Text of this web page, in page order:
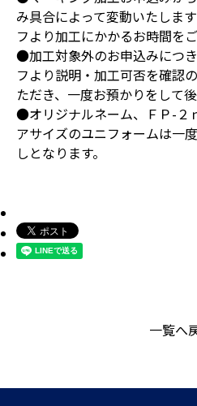
み具合によって変動いたしま
フより加工にかかるお時間を
●加工対象外のお申込みにつ
フより説明・加工可否を確認
ただき、一度お預かりをして
●オリジナルネーム、ＦＰ-２
アサイズのユニフォームは一
しとなります。
一覧へ